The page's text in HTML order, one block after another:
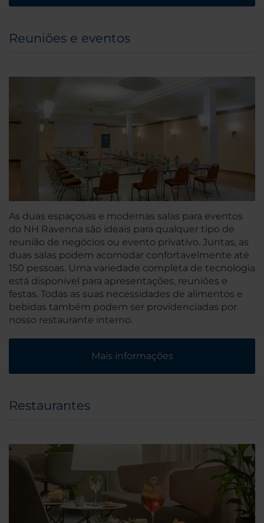
Reuniões e eventos
As duas espaçosas e modernas salas para eventos
do NH Ravenna são ideais para qualquer tipo de
reunião de negócios ou evento privativo. Juntas, as
duas salas podem acomodar confortavelmente até
150 pessoas. Uma variedade completa de tecnologia
está disponível para apresentações, reuniões e
festas. Todas as suas necessidades de alimentos e
bebidas também podem ser providenciadas por
nosso restaurante interno.
Mais informações
Restaurantes